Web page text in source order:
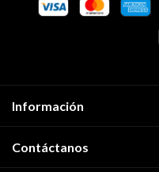
Información
Contáctanos